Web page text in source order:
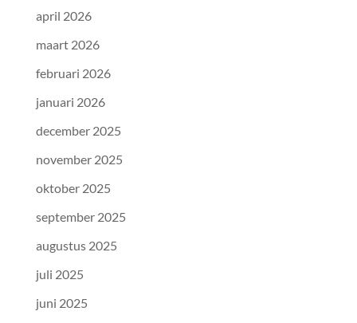
april 2026
maart 2026
februari 2026
januari 2026
december 2025
november 2025
oktober 2025
september 2025
augustus 2025
juli 2025
juni 2025